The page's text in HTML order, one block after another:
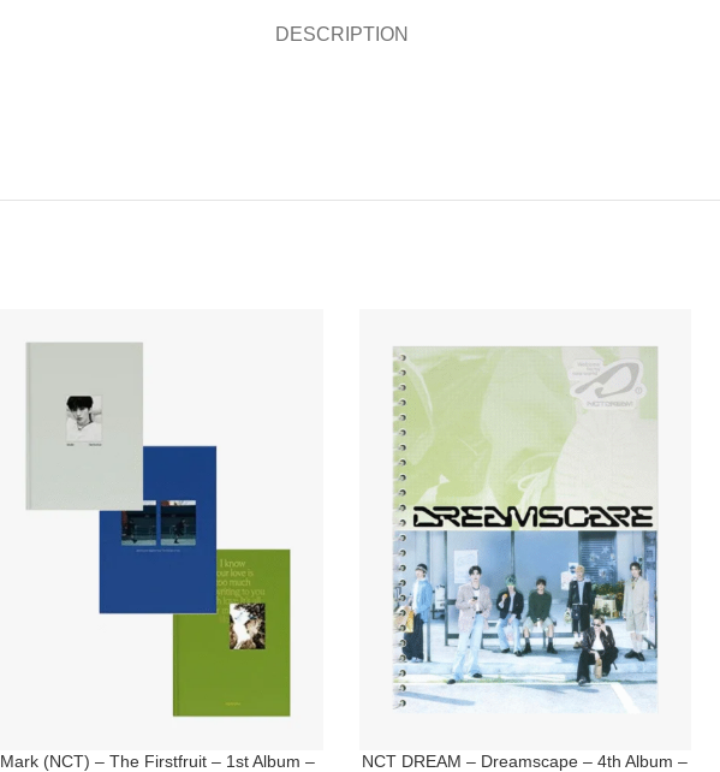
DESCRIPTION
Mark (NCT) – The Firstfruit – 1st Album –
NCT DREAM – Dreamscape – 4th Album –